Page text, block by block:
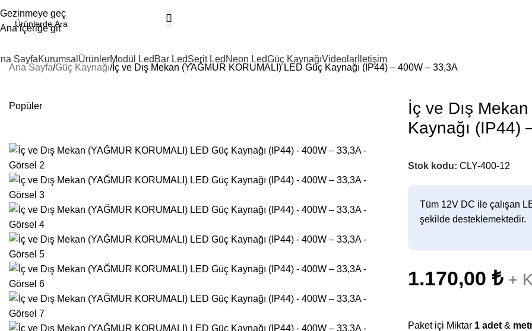
Gezinmeye geç
Ana içeriğe git
SayfaKurumsal ÜrünlerModül Led Bar LedŞerit Led Neon LedGüç KaynağıVideolar İletişim
Ana Sayfa Güç Kaynağı İç ve Dış Mekan (YAĞMUR KORUMALI) LED Güç Kaynağı (IP44) – 400W – 33,3A
Popüler
İç ve Dış
Kaynağı (IP44)
Stok kodu: CLY-400-12
Tüm 12V DC ile çalışan
şekilde desteklemektedir.
1.170,00 ₺ +
Paket içi Miktar 1 adet &